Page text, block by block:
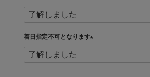
)
着日指定不可となります
必